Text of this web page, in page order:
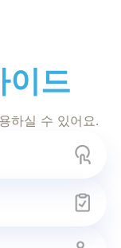
이드
하실 수 있어요.